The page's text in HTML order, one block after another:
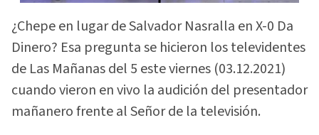
¿Chepe en lugar de Salvador Nasralla en X-0 Da
Dinero? Esa pregunta se hicieron los televidentes
de Las Mañanas del 5 este viernes (03.12.2021)
cuando vieron en vivo la audición del presentador
mañanero frente al Señor de la televisión.